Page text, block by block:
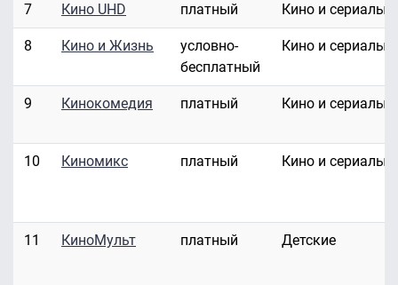
7 Кино UHD платный Кино и сериалы
8 Кино и Жизнь
условно-
бесплатный
Кино и сериалы
9 Кинокомедия платный Кино и сериалы
10 Киномикс платный Кино и сериалы
11 КиноМульт платный Детские